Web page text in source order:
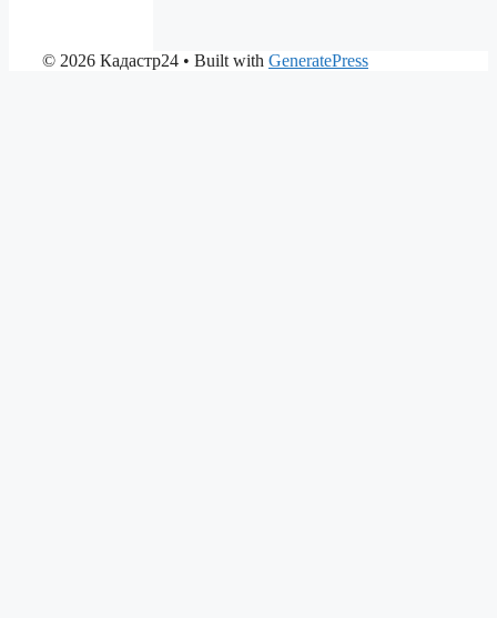
© 2026 Кадастр24 • Built with GeneratePress